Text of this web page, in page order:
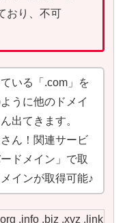
おり、不可
いる「.com」を
うに他のドメイ
出てきます。
ん！関連サービ
ドメイン」で取
インが取得可能♪